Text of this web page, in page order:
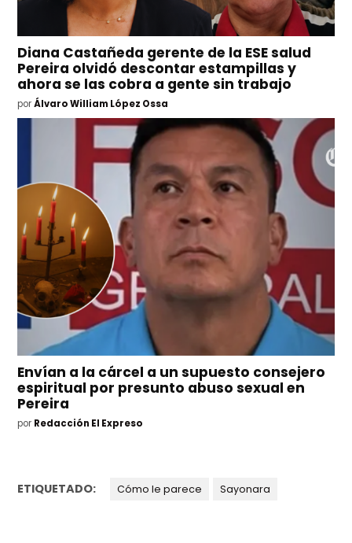
Diana Castañeda gerente de la ESE salud
Pereira olvidó descontar estampillas y
ahora se las cobra a gente sin trabajo
por Álvaro William López Ossa
Envían a la cárcel a un supuesto consejero
espiritual por presunto abuso sexual en
Pereira
por Redacción El Expreso
ETIQUETADO: Cómo le parece Sayonara